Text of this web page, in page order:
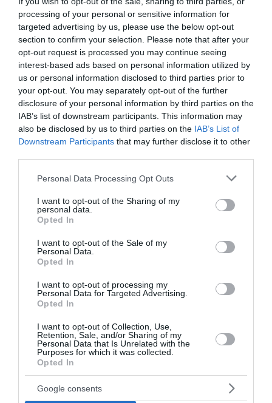
processing of your personal or sensitive information for
targeted advertising by us, please use the below opt-out
section to confirm your selection. Please note that after your
opt-out request is processed you may continue seeing
interest-based ads based on personal information utilized by
us or personal information disclosed to third parties prior to
your opt-out. You may separately opt-out of the further
disclosure of your personal information by third parties on the
IAB’s list of downstream participants. This information may
also be disclosed by us to third parties on the IAB’s List of
Downstream Participants that may further disclose it to other
Please note that this website/app uses one or more Google
not limited to your visit or usage behaviour. You may click to
grant or deny consent to Google and its third-party tags to
use your data for below specified purposes in below Google
consent section.
Personal Data Processing Opt Outs
I want to opt-out of the Sharing of my
personal data.
Opted In
I want to opt-out of the Sale of my
Personal Data.
Opted In
I want to opt-out of processing my
Personal Data for Targeted Advertising.
Opted In
I want to opt-out of Collection, Use,
Retention, Sale, and/or Sharing of my
Personal Data that Is Unrelated with the
Purposes for which it was collected.
Opted In
Google consents
Η μυστική συνάντηση του Πεζεσκιάν με τον
Χαμενεΐ στο πίσω μέρος αυτοκινήτου με φιμέ
τζάμια
Μυστική συνάντηση πραγματοποίησαν ο Πρόεδρος του
Ιράν, Μασούντ Πεζεσκιάν, και ο νέος ανώτατος ηγέτης
της Ισλαμικής Δημοκρατίας, Μοτζταμπά Χαμενεΐ. Η
συνάντηση έγινε σε αυτοκίνητο μ...
06 Αυγούστου 2026
Greek Mafia: Συνελήφθη στη Γερμανία
βασικός εκτελεστής της ομάδας του «Έντικ»
βασικός εκτελεστής της εγκληματικής οργάνωσης του
«Έντικ», που κατηγορείται για δολοφονίες και άλλες